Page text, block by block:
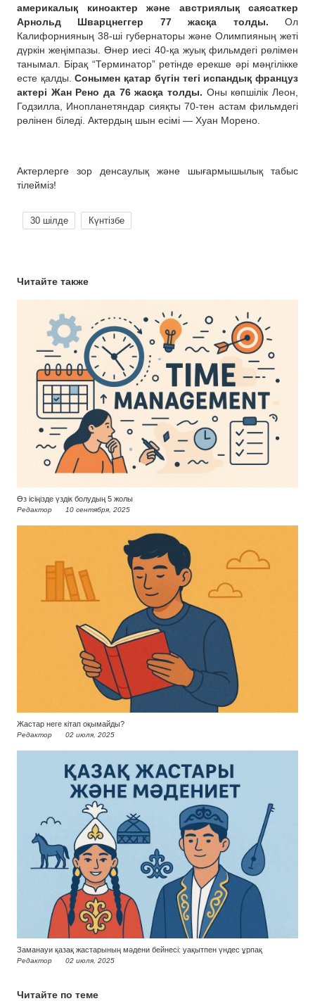
америкалық киноактер және австриялық саясаткер
Арнольд Шварцнеггер 77 жасқа толды. Ол
Калифорнияның 38-ші губернаторы және Олимпияның жеті
дүркін жеңімпазы. Өнер иесі 40-қа жуық фильмдегі рөлімен
танымал. Бірақ “Терминатор” ретінде ерекше әрі мәңгілікке
есте қалды.Сонымен қатар бүгін тегі испандық француз
актері Жан Рено да 76 жасқа толды. Оны көпшілік Леон,
Годзилла, Инопланетяндар сияқты 70-тен астам фильмдегі
рөлінен біледі. Актердың шын есімі — Хуан Морено.
Актерлерге зор денсаулық және шығармышылық табыс
тілейміз!
30 шілде Күнтізбе
Читайте также
Өз ісіңізде үздік болудың 5 жолы
Редактор 10 сентября, 2025
Жастар неге кітап оқымайды?
Редактор 02 июля, 2025
Заманауи қазақ жастарының мәдени бейнесі: уақытпен үндес ұрпақ
Редактор 02 июля, 2025
Читайте по теме